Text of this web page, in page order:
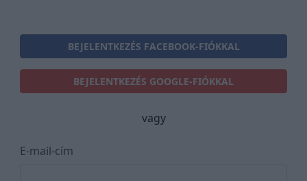
BEJELENTKEZÉS FACEBOOK-FIÓKKAL
BEJELENTKEZÉS GOOGLE-FIÓKKAL
vagy
E-mail-cím